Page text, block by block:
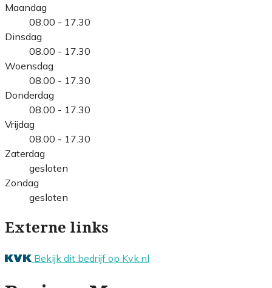
Maandag
08.00 - 17.30
Dinsdag
08.00 - 17.30
Woensdag
08.00 - 17.30
Donderdag
08.00 - 17.30
Vrijdag
08.00 - 17.30
Zaterdag
gesloten
Zondag
gesloten
Externe links
Bekijk dit bedrijf op Kvk.nl